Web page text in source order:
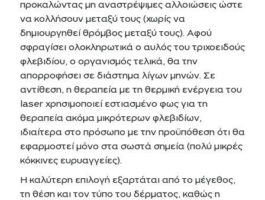
προκαλώντας μη αναστρέψιμες αλλοιώσεις ώστε
να κολλήσουν μεταξύ τους (χωρίς να
δημιουργηθεί θρόμβος μεταξύ τους). Αφού
σφραγίσει ολοκληρωτικά ο αυλός του τριχοειδούς
φλεβιδίου, ο οργανισμός τελικά, θα την
απορροφήσει σε διάστημα λίγων μηνών. Σε
αντίθεση, η θεραπεία με τη θερμική ενέργεια του
laser χρησιμοποιεί εστιασμένο φως για τη
θεραπεία ακόμα μικρότερων φλεβιδίων,
ιδιαίτερα στο πρόσωπο με την προϋπόθεση ότι θα
εφαρμοστεί μόνο στα σωστά σημεία (πολύ μικρές
κόκκινες ευρυαγγείες).
Η καλύτερη επιλογή εξαρτάται από το μέγεθος,
τη θέση και τον τύπο του δέρματος, καθώς η